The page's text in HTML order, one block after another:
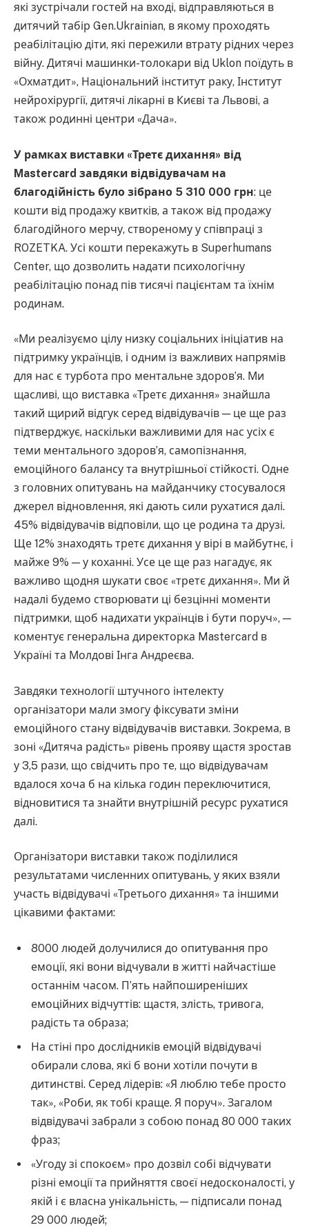
які зустрічали гостей на вході, відправляються в
дитячий табір Gen.Ukrainian, в якому проходять
реабілітацію діти, які пережили втрату рідних через
війну. Дитячі машинки-толокари від Uklon поїдуть в
«Охматдит», Національний інститут раку, Інститут
нейрохірургії, дитячі лікарні в Києві та Львові, а
також родинні центри «Дача».
У рамках виставки «Третє дихання» від
Mastercard завдяки відвідувачам на
благодійність було зібрано 5 310 000 грн: це
кошти від продажу квитків, а також від продажу
благодійного мерчу, створеному у співпраці з
ROZETKA. Усі кошти перекажуть в Superhumans
Center, що дозволить надати психологічну
реабілітацію понад пів тисячі пацієнтам та їхнім
родинам.
«Ми реалізуємо цілу низку соціальних ініціатив на
підтримку українців, і одним із важливих напрямів
для нас є турбота про ментальне здоров’я. Ми
щасливі, що виставка «Третє дихання» знайшла
такий щирий відгук серед відвідувачів — це ще раз
підтверджує, наскільки важливими для нас усіх є
теми ментального здоров’я, самопізнання,
емоційного балансу та внутрішньої стійкості. Одне
з головних опитувань на майданчику стосувалося
джерел відновлення, які дають сили рухатися далі.
45% відвідувачів відповіли, що це родина та друзі.
Ще 12% знаходять третє дихання у вірі в майбутнє, і
майже 9% — у коханні. Усе це ще раз нагадує, як
важливо щодня шукати своє «третє дихання». Ми й
надалі будемо створювати ці безцінні моменти
підтримки, щоб надихати українців і бути поруч», —
коментує генеральна директорка Mastercard в
Україні та Молдові Інга Андреєва.
Завдяки технології штучного інтелекту
організатори мали змогу фіксувати зміни
емоційного стану відвідувачів виставки. Зокрема, в
зоні «Дитяча радість» рівень прояву щастя зростав
у 3,5 рази, що свідчить про те, що відвідувачам
вдалося хоча б на кілька годин переключитися,
відновитися та знайти внутрішній ресурс рухатися
далі.
Організатори виставки також поділилися
результатами численних опитувань, у яких взяли
участь відвідувачі «Третього дихання» та іншими
цікавими фактами:
8000 людей долучилися до опитування про
емоції, які вони відчували в житті найчастіше
останнім часом. П’ять найпоширеніших
емоційних відчуттів: щастя, злість, тривога,
радість та образа;
На стіні про дослідників емоцій відвідувачі
обирали слова, які б вони хотіли почути в
дитинстві. Серед лідерів: «Я люблю тебе просто
так», «Роби, як тобі краще. Я поруч». Загалом
відвідувачі забрали з собою понад 80 000 таких
фраз;
«Угоду зі спокоєм» про дозвіл собі відчувати
різні емоції та прийняття своєї недосконалості, у
якій і є власна унікальність, — підписали понад
29 000 людей;